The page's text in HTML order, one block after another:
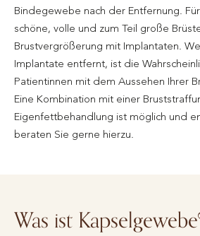
Bindegewebe nach der Entfernung.
schöne, volle und zum Teil große
Brustvergrößerung mit Implantaten.
Implantate entfernt, ist die
Patientinnen mit dem Aussehen Ihrer
Eine Kombination mit einer
Eigenfettbehandlung ist möglich und
beraten Sie gerne hierzu.
Was ist